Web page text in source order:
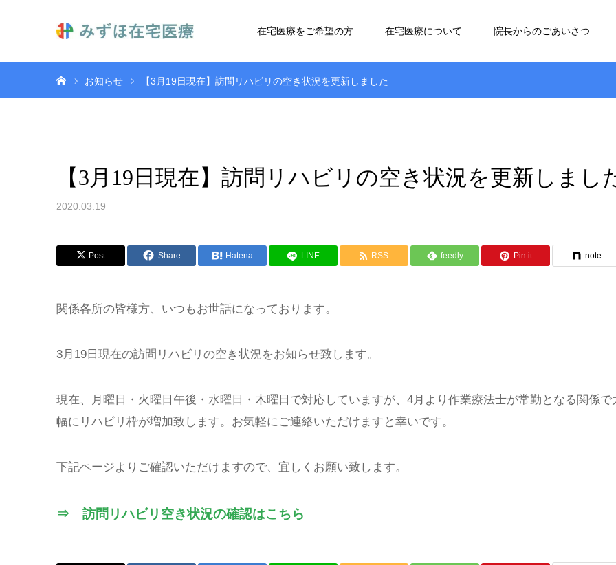
在宅医療をご希望の方 在宅医療について 院長からのごあいさつ
お知らせ 【3月19日現在】訪問リハビリの空き状況を更新しました
【3月19日現在】訪問リハビリの空き状況を更新しまし
2020.03.19
Post Share Hatena LINE RSS feedly Pin it note
関係各所の皆様方、いつもお世話になっております。
3月19日現在の訪問リハビリの空き状況をお知らせ致します。
現在、月曜日・火曜日午後・水曜日・木曜日で対応していますが、4月より作業療法士が常勤となる関係で
幅にリハビリ枠が増加致します。お気軽にご連絡いただけますと幸いです。
下記ページよりご確認いただけますので、宜しくお願い致します。
⇒ 訪問リハビリ空き状況の確認はこちら